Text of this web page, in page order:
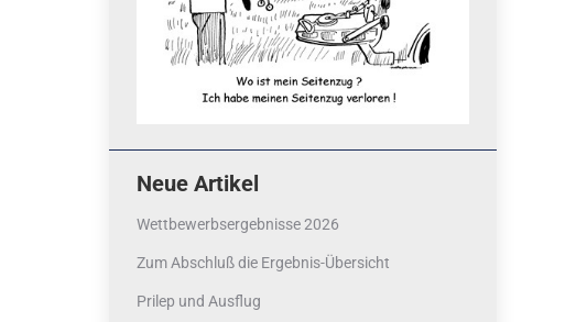
Neue Artikel
Wettbewerbsergebnisse 2026
Zum Abschluß die Ergebnis-Übersicht
Prilep und Ausflug